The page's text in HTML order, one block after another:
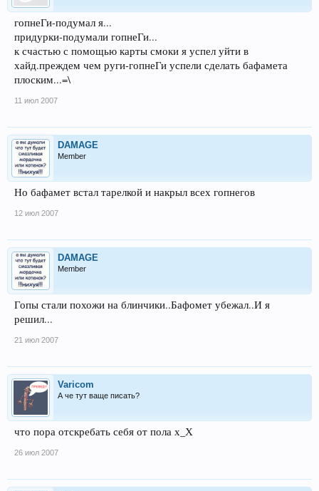
гопнеГи-подумал я...
придурки-подумали гопнеГи...
к счастью с помощью карты смоки я успел уйти в
хайд.преждем чем руги-гопнеГи успели сделать бафамета
плоским...=\
11 июл 2007
DAMAGE
Member
Но бафамет встал тарелкой и накрыл всех гопнегов
12 июл 2007
DAMAGE
Member
Гопы стали похожи на блинчики..Бафомет убежал..И я
решил...
21 июл 2007
Varicom
А че тут ваще писать?
что пора отскребать себя от пола х_Х
26 июл 2007